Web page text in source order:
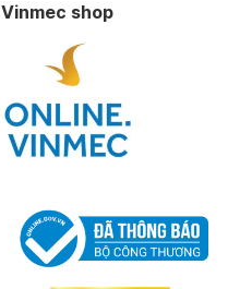
Vinmec shop